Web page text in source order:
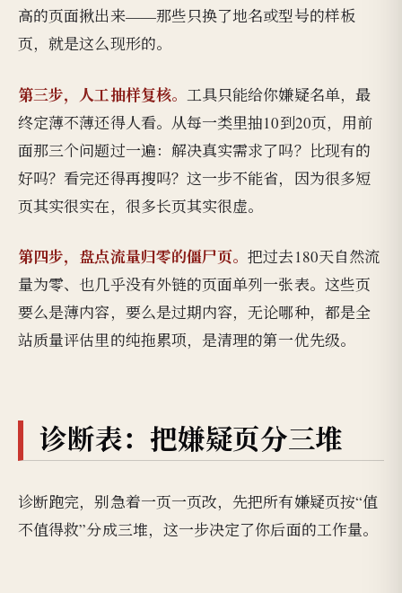
高的页面揪出来——那些只换了地名或型号的样板
页，就是这么现形的。
第三步，人工抽样复核。 工具只能给你嫌疑名单，最
终定薄不薄还得人看。从每一类里抽10到20页，用前
面那三个问题过一遍：解决真实需求了吗？比现有的
好吗？看完还得再搜吗？这一步不能省，因为很多短
页其实很实在，很多长页其实很虚。
第四步，盘点流量归零的僵尸页。把过去180天自然流
量为零、也几乎没有外链的页面单列一张表。这些页
要么是薄内容，要么是过期内容，无论哪种，都是全
站质量评估里的纯拖累项，是清理的第一优先级。
诊断表：把嫌疑页分三堆
诊断跑完，别急着一页一页改，先把所有嫌疑页按“值
不值得救”分成三堆，这一步决定了你后面的工作量。